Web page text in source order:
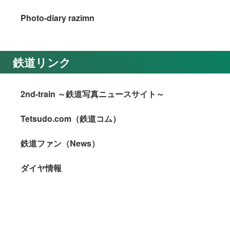
Photo-diary razimn
鉄道リンク
2nd-train ～鉄道写真ニュースサイト～
Tetsudo.com（鉄道コム）
鉄道ファン（News）
ダイヤ情報